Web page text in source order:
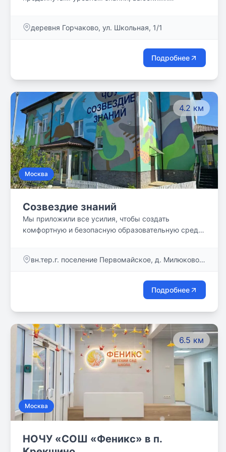
следующую ступень образования.
применять полученные знания на практике
позволят нашим ученикам находить решения в
деревня Горчаково, ул. Школьная, 1/1
Подробнее
4.2 км
Москва
Созвездие знаний
Мы приложили все усилия, чтобы создать
комфортную и безопасную образовательную среду
вн.тер.г. поселение Первомайское, д. Милюково,
Подробнее
6.5 км
Москва
НОЧУ «СОШ «Феникс» в п.